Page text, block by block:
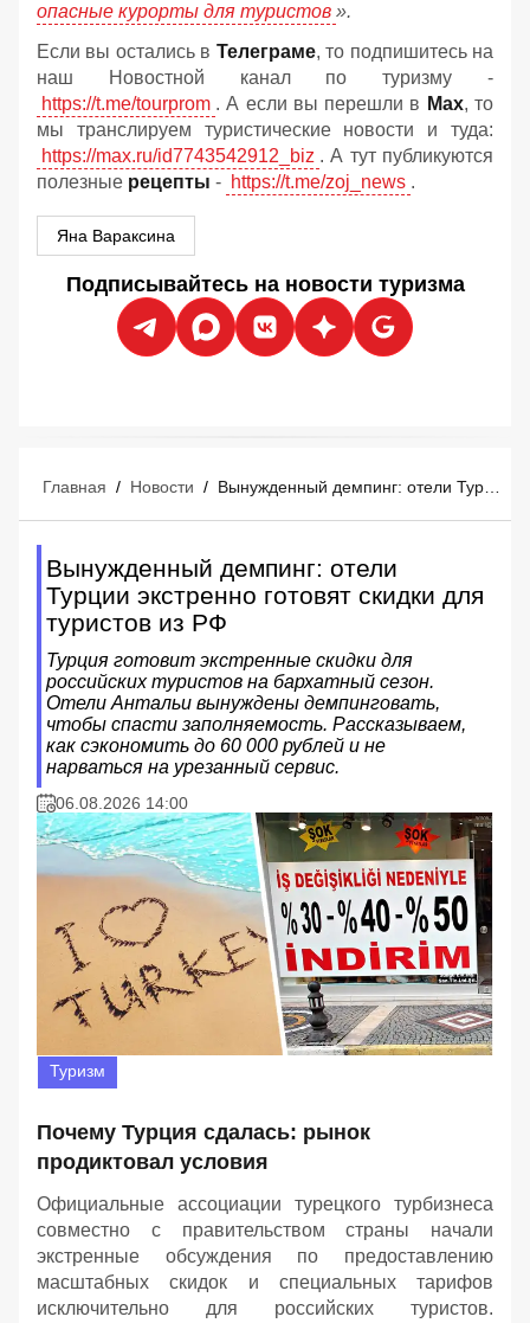
опасные курорты для туристов ».
Если вы остались в Телеграме, то подпишитесь на
наш Новостной канал по туризму -
https://t.me/tourprom . А если вы перешли в Мах, то
мы транслируем туристические новости и туда:
https://max.ru/id7743542912_biz . А тут публикуются
полезные рецепты - https://t.me/zoj_news .
Яна Вараксина
Подписывайтесь на новости туризма
Главная / Новости /
Вынужденный демпинг: отели
Турции экстренно готовят скидки для
туристов из РФ
Турция готовит экстренные скидки для
российских туристов на бархатный сезон.
Отели Антальи вынуждены демпинговать,
чтобы спасти заполняемость. Рассказываем,
как сэкономить до 60 000 рублей и не
нарваться на урезанный сервис.
06.08.2026 14:00
Туризм
Почему Турция сдалась: рынок
продиктовал условия
Официальные ассоциации турецкого турбизнеса
совместно с правительством страны начали
экстренные обсуждения по предоставлению
масштабных скидок и специальных тарифов
исключительно для российских туристов.